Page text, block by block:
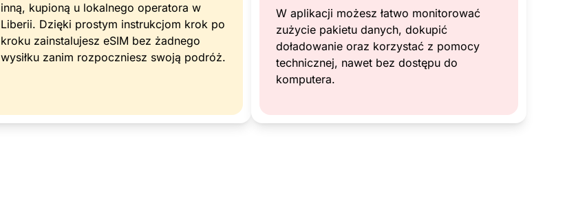
inną, kupioną u lokalnego operatora w
Liberii. Dzięki prostym instrukcjom krok po
kroku zainstalujesz eSIM bez żadnego
wysiłku zanim rozpoczniesz swoją podróż.
W aplikacji możesz łatwo monitorować
zużycie pakietu danych, dokupić
doładowanie oraz korzystać z pomocy
technicznej, nawet bez dostępu do
komputera.